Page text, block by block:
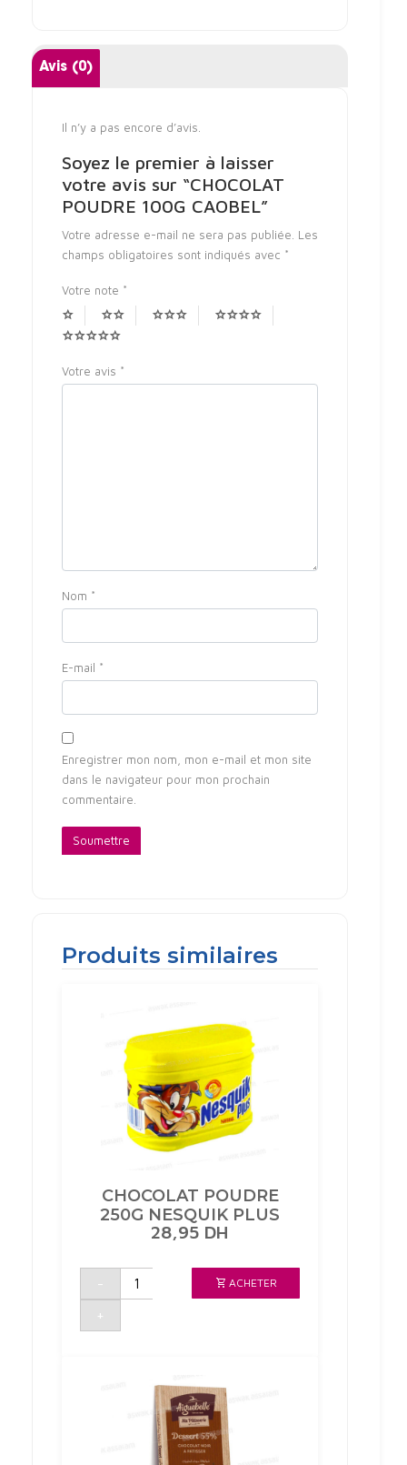
Avis (0)
Il n’y a pas encore d’avis.
Soyez le premier à laisser
votre avis sur “CHOCOLAT
POUDRE 100G CAOBEL”
Votre adresse e-mail ne sera pas publiée. Les
champs obligatoires sont indiqués avec *
Votre note *
Votre avis *
Nom *
E-mail *
Enregistrer mon nom, mon e-mail et mon site
dans le navigateur pour mon prochain
commentaire.
Produits similaires
CHOCOLAT POUDRE
250G NESQUIK PLUS
28,95 DH
-
quantité
CHOCOLAT
NESQUIK
+
ACHETER